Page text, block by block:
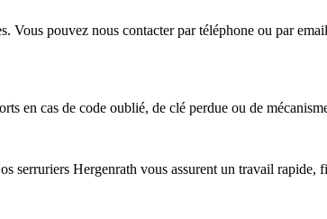
Vous pouvez nous contacter par téléphone ou par
en cas de code oublié, de clé perdue ou de
serruriers Hergenrath vous assurent un travail rapide,